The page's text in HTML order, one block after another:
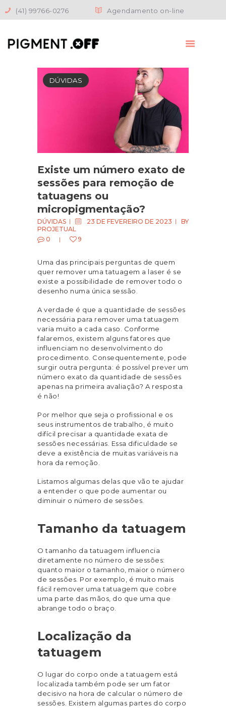
(41) 99766-0276 Agendamento on-line
HOME
TRATAMENTOS
ORÇAMENTO
CONTATO
DÚVIDAS
Existe um número exato de
sessões para remoção de
tatuagens ou
micropigmentação?
DÚVIDAS 23 DE FEVEREIRO DE 2023
BY
PROJETUAL
0
9
Uma das principais perguntas de quem
quer remover uma tatuagem a laser é se
existe a possibilidade de remover todo o
desenho numa única sessão.
A verdade é que a quantidade de sessões
necessária para remover uma tatuagem
varia muito a cada caso. Conforme
falaremos, existem alguns fatores que
influenciam no desenvolvimento do
procedimento. Consequentemente, pode
surgir outra pergunta: é possível prever um
número exato da quantidade de sessões
apenas na primeira avaliação? A resposta
é não!
Por melhor que seja o profissional e os
seus instrumentos de trabalho, é muito
difícil precisar a quantidade exata de
sessões necessárias. Essa dificuldade se
deve a existência de muitas variáveis na
hora da remoção.
Listamos algumas delas que vão te ajudar
a entender o que pode aumentar ou
diminuir o número de sessões.
Tamanho da tatuagem
O tamanho da tatuagem influencia
diretamente no número de sessões:
quanto maior o tamanho, maior o número
de sessões. Por exemplo, é muito mais
fácil remover uma tatuagem que cobre
uma parte das mãos, do que uma que
abrange todo o braço.
Localização da
tatuagem
O lugar do corpo onde a tatuagem está
localizada também pode ser um fator
decisivo na hora de calcular o número de
sessões. Existem algumas partes do corpo